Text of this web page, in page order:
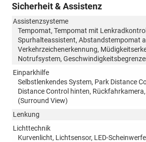
Sicherheit & Assistenz
Assistenzsysteme
Tempomat, Tempomat mit
Spurhalteassistent, Abstandstempomat
Verkehrzeichenerkennung,
Notrufsystem,
Einparkhilfe
Selbstlenkendes System, Park Distance
Distance Control hinten,
(Surround View)
Lenkung
Lichttechnik
Kurvenlicht, Lichtsensor, LED-